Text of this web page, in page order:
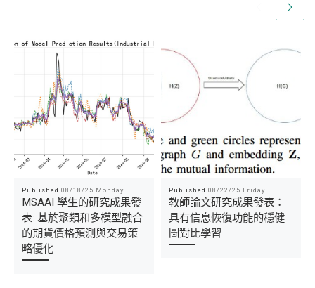
Published 08/18/25 Monday
MSAAI 學生的研究成果發
表: 基於聚類和多模型融合
的期貨價格預測與交易策
略優化
Published 08/22/25 Friday
教師論文研究成果發表：
具有信息恢復功能的穩健
圖對比學習